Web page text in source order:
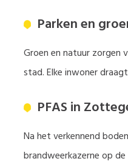
Parken en
Groen en natuur zorgen
stad. Elke inwoner
PFAS in
Na het verkennend
brandweerkazerne op